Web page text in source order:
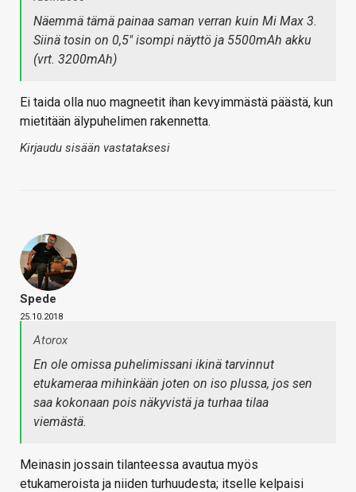
Näemmä tämä painaa saman verran kuin Mi Max 3.
Siinä tosin on 0,5" isompi näyttö ja 5500mAh akku
(vrt. 3200mAh)
Ei taida olla nuo magneetit ihan kevyimmästä päästä, kun
mietitään älypuhelimen rakennetta.
Kirjaudu sisään vastataksesi
Spede
25.10.2018
Atorox
En ole omissa puhelimissani ikinä tarvinnut
etukameraa mihinkään joten on iso plussa, jos sen
saa kokonaan pois näkyvistä ja turhaa tilaa
viemästä.
Meinasin jossain tilanteessa avautua myös
etukameroista ja niiden turhuudesta; itselle kelpaisi